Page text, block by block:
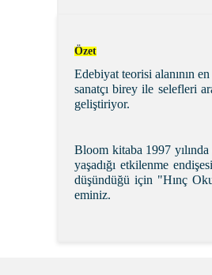
Özet
Edebiyat teorisi alanının
sanatçı birey ile selefleri
geliştiriyor.
Bloom kitaba 1997
yaşadığı etkilenme
düşündüğü için "Hınç
eminiz.